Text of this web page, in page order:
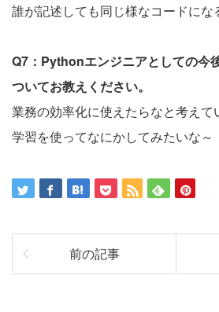
誰が記述しても同じ様なコードにな
Q7：Pythonエンジニアとしての今
ついてお教えください。
業務の効率化に使えたらなと考え
学習を使ってなにかしてみたいな～
前の記事